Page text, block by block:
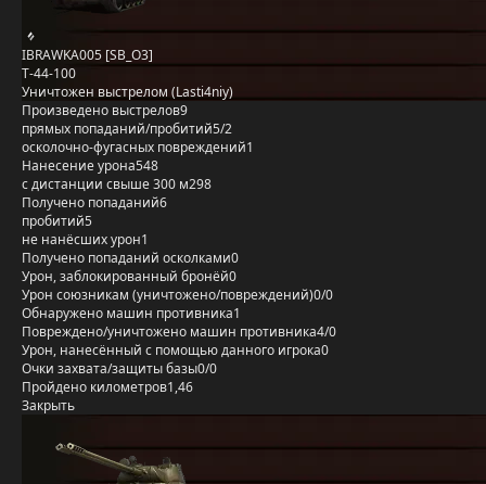
IBRAWKA005 [SB_O3]
Т-44-100
Уничтожен выстрелом (Lasti4niy)
Произведено выстрелов9
прямых попаданий/пробитий5/2
осколочно-фугасных повреждений1
Нанесение урона548
с дистанции свыше 300 м298
Получено попаданий6
пробитий5
не нанёсших урон1
Получено попаданий осколками0
Урон, заблокированный бронёй0
Урон союзникам (уничтожено/повреждений)0/0
Обнаружено машин противника1
Повреждено/уничтожено машин противника4/0
Урон, нанесённый с помощью данного игрока0
Очки захвата/защиты базы0/0
Пройдено километров1,46
Закрыть